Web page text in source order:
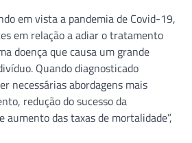
em vista a pandemia de Covid-19,
em relação a adiar o tratamento
doença que causa um grande
Quando diagnosticado
necessárias abordagens mais
redução do sucesso da
aumento das taxas de mortalidade”,